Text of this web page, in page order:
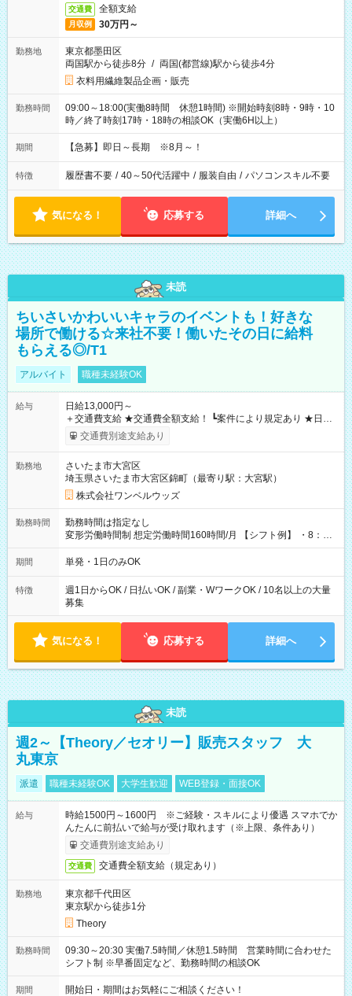
交通費 全額支給
月収例 30万円～
勤務地
東京都墨田区
両国駅から徒歩8分 / 両国(都営線)駅から徒歩4分
衣料用繊維製品企画・販売
勤務時間
09:00～18:00(実働8時間 休憩1時間) ※開始時刻8時・9時・10
時／終了時刻17時・18時の相談OK（実働6H以上）
期間 【急募】即日～長期 ※8月～！
特徴 履歴書不要 / 40～50代活躍中 / 服装自由 / パソコンスキル不要
気になる！ 応募する 詳細へ
未読
ちいさいかわいいキャラのイベントも！好きな
場所で働ける☆来社不要！働いたその日に給料
もらえる◎/T1
アルバイト 職種未経験OK
給与
日給13,000円～
＋交通費支給 ★交通費全額支給！ ┗案件により規定あり ★日払
いOK！（規定あり） ┗働いたその日に現金GET♪ お仕事後はコ
ンビニATMから 日払い分を引き落とせます！ 【試用期間】試
交通費別途支給あり
勤務地
さいたま市大宮区
埼玉県さいたま市大宮区錦町（最寄り駅：大宮駅）
株式会社ワンベルウッズ
勤務時間
勤務時間は指定なし
変形労働時間制 想定労働時間160時間/月 【シフト例】 ・8：00
～21：00
期間 単発・1日のみOK
特徴
週1日からOK / 日払いOK / 副業・WワークOK / 10名以上の大量
募集
気になる！ 応募する 詳細へ
未読
週2～【Theory／セオリー】販売スタッフ 大
丸東京
派遣 職種未経験OK 大学生歓迎 WEB登録・面接OK
給与
時給1500円～1600円 ※ご経験・スキルにより優遇 スマホでか
んたんに前払いで給与が受け取れます（※上限、条件あり）
交通費別途支給あり
交通費 交通費全額支給（規定あり）
勤務地
東京都千代田区
東京駅から徒歩1分
Theory
勤務時間
09:30～20:30 実働7.5時間／休憩1.5時間 営業時間に合わせた
シフト制 ※早番固定など、勤務時間の相談OK
期間 開始日・期間はお気軽にご相談ください！